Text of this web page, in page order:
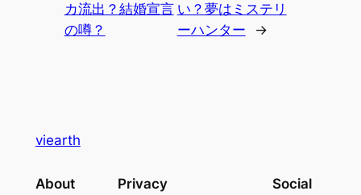
カ流出？結婚宣言
の噂？
い？夢はミステリ
ーハンター
→
viearth
About Privacy Social